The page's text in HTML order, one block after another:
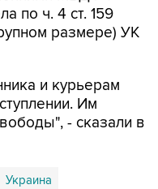
по ч. 4 ст. 159
размере) УК
и курьерам
Им
- сказали в
Украина